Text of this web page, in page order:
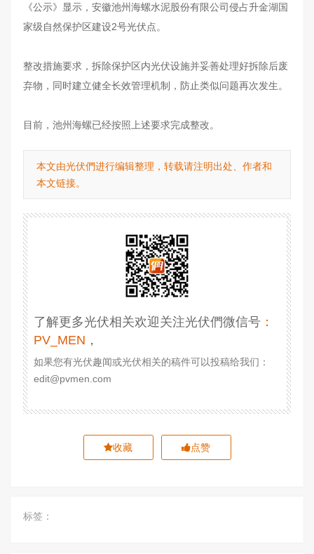
《公示》显示，安徽池州海螺水泥股份有限公司侵占升金湖国
家级自然保护区建设2号光伏点。
整改措施要求，拆除保护区内光伏设施并妥善处理好拆除后废
弃物，同时建立健全长效管理机制，防止类似问题再次发生。
目前，池州海螺已经按照上述要求完成整改。
本文由光伏們进行编辑整理，转载请注明出处、作者和
本文链接。
了解更多光伏相关欢迎关注光伏們微信号 ：
PV_MEN ，
如果您有光伏趣闻或光伏相关的稿件可以投稿给我们：
edit@pvmen.com
收藏 点赞
标签：